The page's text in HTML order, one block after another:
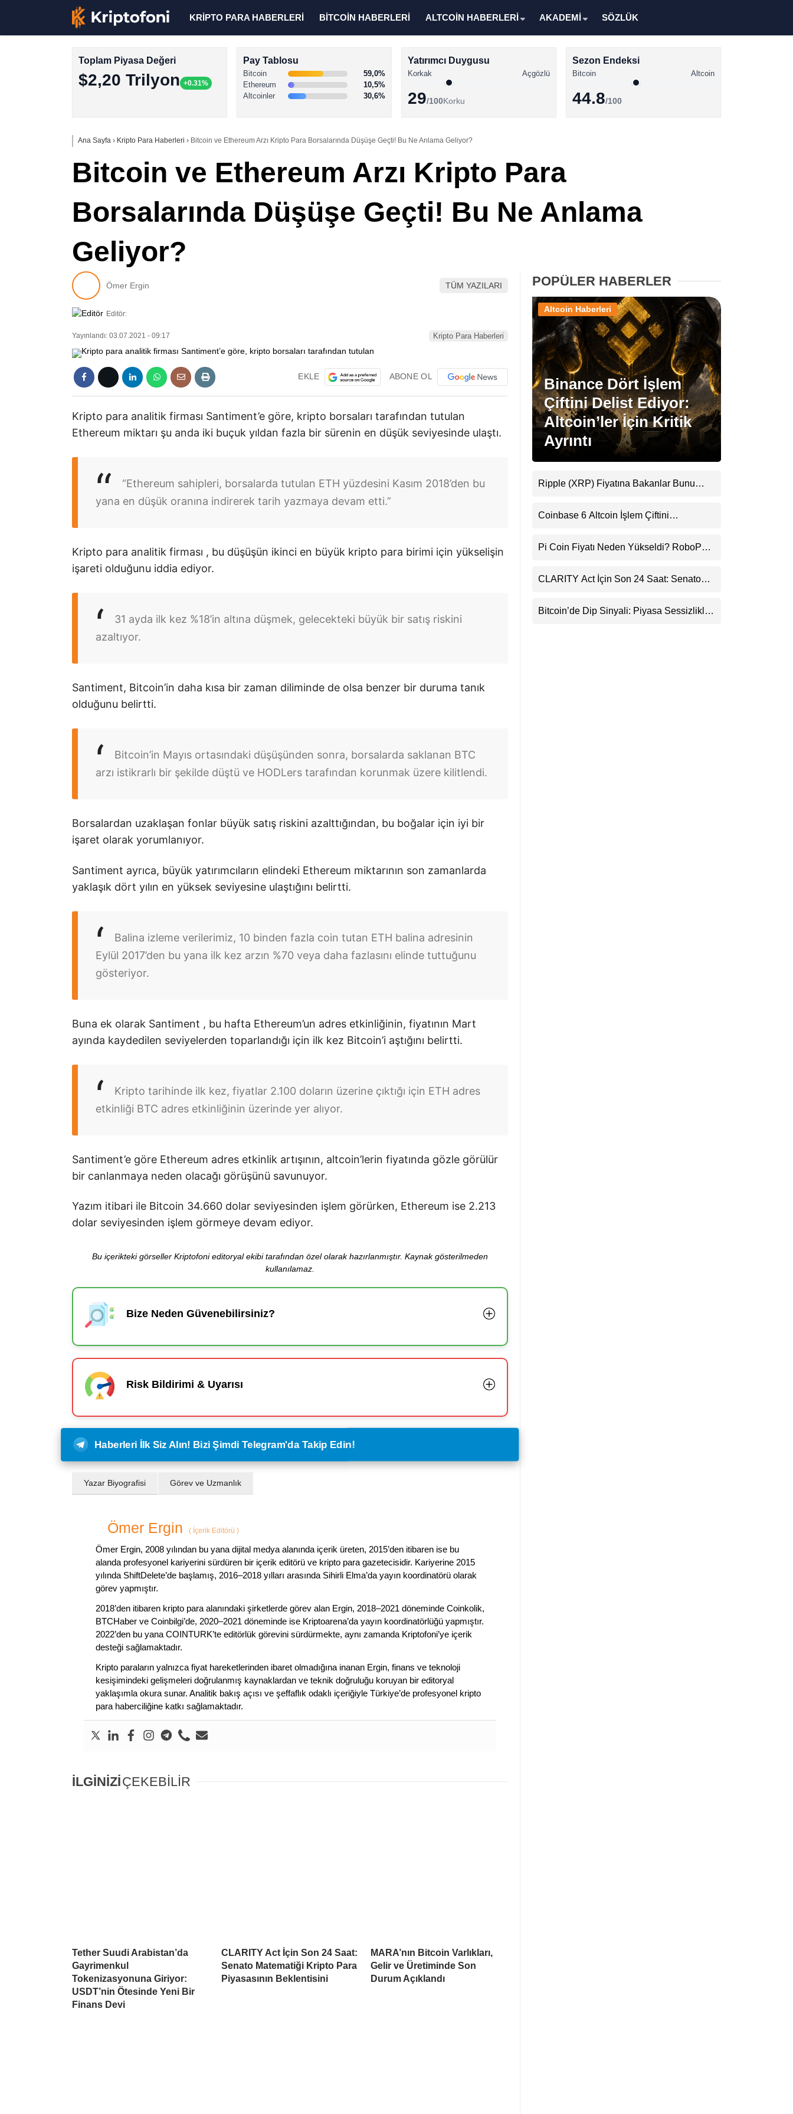
Stablecoin Haberleri
Facebook
Instagram
Youtube
KRİPTO PARA HABERLERİ BİTCOİN HABERLERİ ALTCOİN HABERLERİ AKADEMİ SÖZLÜK
Toplam Piyasa Değeri
$2,20 Trilyon +0.31%
Pay Tablosu
Bitcoin
59,0%
Ethereum
10,5%
Altcoinler
30,6%
Yatırımcı Duygusu
Korkak Açgözlü
29/100Korku
Sezon Endeksi
Bitcoin Altcoin
44.8/100
Ana Sayfa › Kripto Para Haberleri › Bitcoin ve Ethereum Arzı Kripto Para Borsalarında Düşüşe Geçti! Bu Ne Anlama Geliyor?
Bitcoin ve Ethereum Arzı Kripto Para
Borsalarında Düşüşe Geçti! Bu Ne Anlama
Geliyor?
Ömer Ergin TÜM YAZILARI
Editör:
Yayınlandı: 03.07.2021 - 09:17 Kripto Para Haberleri
EKLE ABONE OL
Kripto para analitik firması Santiment’e göre, kripto borsaları tarafından tutulan
Ethereum miktarı şu anda iki buçuk yıldan fazla bir sürenin en düşük seviyesinde ulaştı.
“Ethereum sahipleri, borsalarda tutulan ETH yüzdesini Kasım 2018’den bu
yana en düşük oranına indirerek tarih yazmaya devam etti.”
Kripto para analitik firması , bu düşüşün ikinci en büyük kripto para birimi için yükselişin
işareti olduğunu iddia ediyor.
31 ayda ilk kez %18’in altına düşmek, gelecekteki büyük bir satış riskini
azaltıyor.
Santiment, Bitcoin’in daha kısa bir zaman diliminde de olsa benzer bir duruma tanık
olduğunu belirtti.
Bitcoin’in Mayıs ortasındaki düşüşünden sonra, borsalarda saklanan BTC
arzı istikrarlı bir şekilde düştü ve HODLers tarafından korunmak üzere kilitlendi.
Borsalardan uzaklaşan fonlar büyük satış riskini azalttığından, bu boğalar için iyi bir
işaret olarak yorumlanıyor.
Santiment ayrıca, büyük yatırımcıların elindeki Ethereum miktarının son zamanlarda
yaklaşık dört yılın en yüksek seviyesine ulaştığını belirtti.
Balina izleme verilerimiz, 10 binden fazla coin tutan ETH balina adresinin
Eylül 2017’den bu yana ilk kez arzın %70 veya daha fazlasını elinde tuttuğunu
gösteriyor.
Buna ek olarak Santiment , bu hafta Ethereum’un adres etkinliğinin, fiyatının Mart
ayında kaydedilen seviyelerden toparlandığı için ilk kez Bitcoin’i aştığını belirtti.
Kripto tarihinde ilk kez, fiyatlar 2.100 doların üzerine çıktığı için ETH adres
etkinliği BTC adres etkinliğinin üzerinde yer alıyor.
Santiment’e göre Ethereum adres etkinlik artışının, altcoin’lerin fiyatında gözle görülür
bir canlanmaya neden olacağı görüşünü savunuyor.
Yazım itibari ile Bitcoin 34.660 dolar seviyesinden işlem görürken, Ethereum ise 2.213
dolar seviyesinden işlem görmeye devam ediyor.
Bu içerikteki görseller Kriptofoni editoryal ekibi tarafından özel olarak hazırlanmıştır. Kaynak gösterilmeden
kullanılamaz.
Bize Neden Güvenebilirsiniz?
Risk Bildirimi & Uyarısı
Haberleri İlk Siz Alın! Bizi Şimdi Telegram'da Takip Edin!
Yazar Biyografisi Görev ve Uzmanlık
Ömer Ergin ( İçerik Editörü )
Ömer Ergin, 2008 yılından bu yana dijital medya alanında içerik üreten, 2015’den itibaren ise bu
alanda profesyonel kariyerini sürdüren bir içerik editörü ve kripto para gazetecisidir. Kariyerine 2015
yılında ShiftDelete’de başlamış, 2016–2018 yılları arasında Sihirli Elma’da yayın koordinatörü olarak
görev yapmıştır.
2018’den itibaren kripto para alanındaki şirketlerde görev alan Ergin, 2018–2021 döneminde Coinkolik,
BTCHaber ve Coinbilgi’de, 2020–2021 döneminde ise Kriptoarena’da yayın koordinatörlüğü yapmıştır.
2022’den bu yana COINTURK’te editörlük görevini sürdürmekte, aynı zamanda Kriptofoni’ye içerik
desteği sağlamaktadır.
Kripto paraların yalnızca fiyat hareketlerinden ibaret olmadığına inanan Ergin, finans ve teknoloji
kesişimindeki gelişmeleri doğrulanmış kaynaklardan ve teknik doğruluğu koruyan bir editoryal
yaklaşımla okura sunar. Analitik bakış açısı ve şeffaflık odaklı içeriğiyle Türkiye’de profesyonel kripto
para haberciliğine katkı sağlamaktadır.
İLGİNİZİÇEKEBİLİR
Tether Suudi Arabistan’da
Gayrimenkul
Tokenizasyonuna Giriyor:
USDT’nin Ötesinde Yeni Bir
Finans Devi
CLARITY Act İçin Son 24 Saat:
Senato Matematiği Kripto Para
Piyasasının Beklentisini
MARA’nın Bitcoin Varlıkları,
Gelir ve Üretiminde Son
Durum Açıklandı
POPÜLER HABERLER
Binance Dört İşlem
Çiftini Delist Ediyor:
Altcoin’ler İçin Kritik
Ayrıntı
Altcoin Haberleri
Ripple (XRP) Fiyatına Bakanlar Bunu
Uyarı
Coinbase 6 Altcoin İşlem Çiftini
Pi Coin Fiyatı Neden Yükseldi? RoboPay
Destekledi
CLARITY Act İçin Son 24 Saat: Senato
Beklentisini Bozabilir
Bitcoin’de Dip Sinyali: Piyasa Sessizlikle